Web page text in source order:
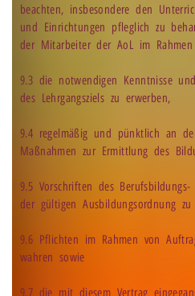
beachten, insbesondere den
und Einrichtungen pfleglich zu
der Mitarbeiter der AoL im
9.3 die notwendigen Kenntnisse
des Lehrgangsziels zu erwerben,
9.4 regelmäßig und pünktlich an
Maßnahmen zur Ermittlung des
9.5 Vorschriften des
der gültigen Ausbildungsordnung zu
9.6 Pflichten im Rahmen von
wahren sowie
9.7 die mit diesem Vertrag